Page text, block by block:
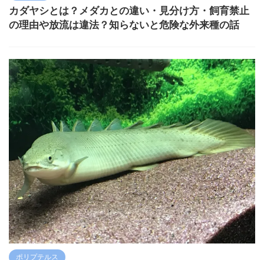
カダヤシとは？メダカとの違い・見分け方・飼育禁止
の理由や放流は違法？知らないと危険な外来種の話
ポリプテルス